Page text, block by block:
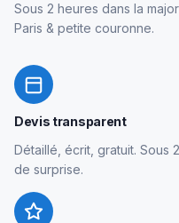
Sous 2 heures dans la
Paris & petite couronne.
Devis transparent
Détaillé, écrit, gratuit. Sous
de surprise.